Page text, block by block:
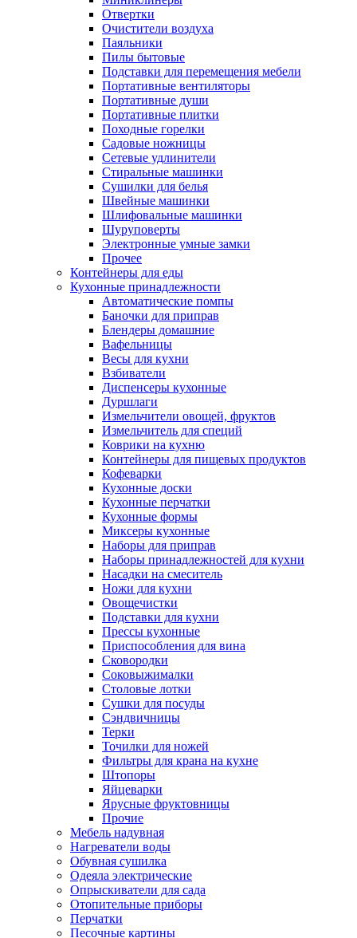
Отвертки
Очистители воздуха
Паяльники
Пилы бытовые
Подставки для перемещения мебели
Портативные вентиляторы
Портативные души
Портативные плитки
Походные горелки
Садовые ножницы
Сетевые удлинители
Стиральные машинки
Сушилки для белья
Швейные машинки
Шлифовальные машинки
Шуруповерты
Электронные умные замки
Прочее
Контейнеры для еды
Кухонные принадлежности
Автоматические помпы
Баночки для приправ
Блендеры домашние
Вафельницы
Весы для кухни
Взбиватели
Диспенсеры кухонные
Дуршлаги
Измельчители овощей, фруктов
Измельчитель для специй
Коврики на кухню
Контейнеры для пищевых продуктов
Кофеварки
Кухонные доски
Кухонные перчатки
Кухонные формы
Миксеры кухонные
Наборы для приправ
Наборы принадлежностей для кухни
Насадки на смеситель
Ножи для кухни
Овощечистки
Подставки для кухни
Прессы кухонные
Приспособления для вина
Сковородки
Соковыжималки
Столовые лотки
Сушки для посуды
Сэндвичницы
Терки
Точилки для ножей
Фильтры для крана на кухне
Штопоры
Яйцеварки
Ярусные фруктовницы
Прочие
Мебель надувная
Нагреватели воды
Обувная сушилка
Одеяла электрические
Опрыскиватели для сада
Отопительные приборы
Перчатки
Песочные картины